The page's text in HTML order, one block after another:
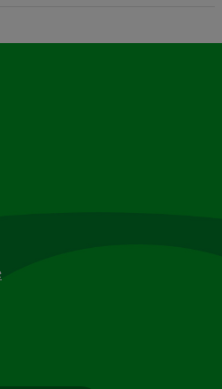
till annan webbplats, öppnas